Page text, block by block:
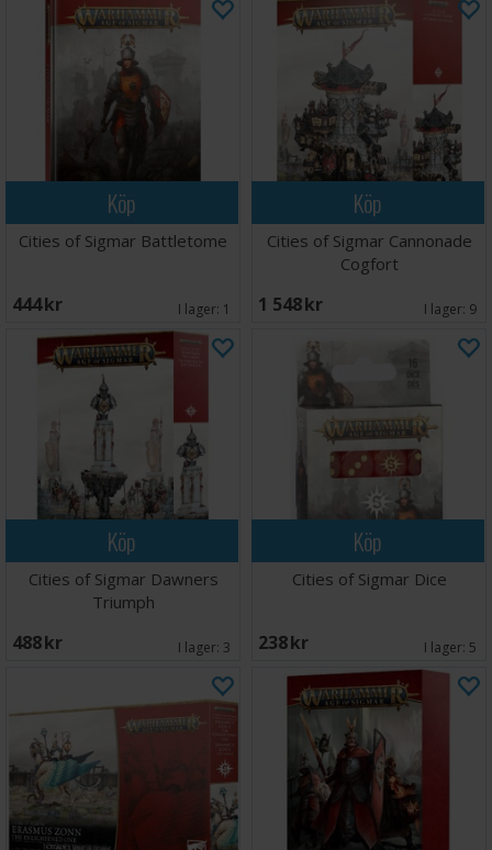
Köp
Cities of Sigmar Battletome
444 SEK I lager: 1
Köp
Cities of Sigmar Cannonade
Cogfort
1 548 SEK I lager: 9
Köp
Cities of Sigmar Dawners
Triumph
488 SEK I lager: 3
Köp
Cities of Sigmar Dice
238 SEK I lager: 5